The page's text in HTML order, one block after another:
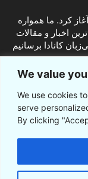
We value
We use cookies
serve
By clicking
فعالیت خود را آغاز کرد. ما همواره
اخبار و مقالات